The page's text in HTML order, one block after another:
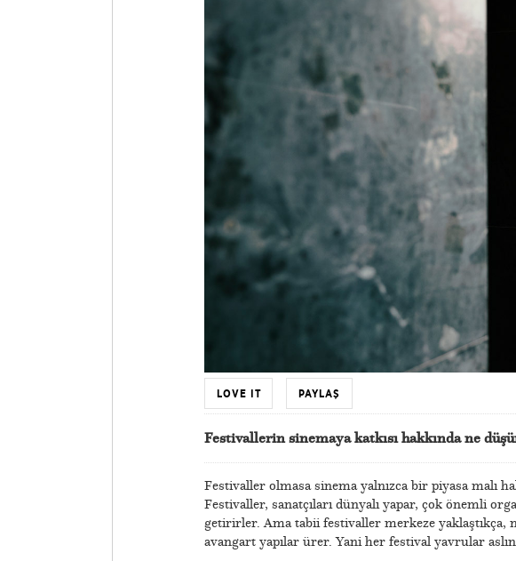
LOVE IT PAYLAŞ
Festivallerin sinemaya katkısı hakkında ne
Festivaller olmasa sinema yalnızca bir piyasa malı
Festivaller, sanatçıları dünyalı yapar, çok önemli
getirirler. Ama tabii festivaller merkeze yaklaştıkça,
avangart yapılar ürer. Yani her festival yavrular